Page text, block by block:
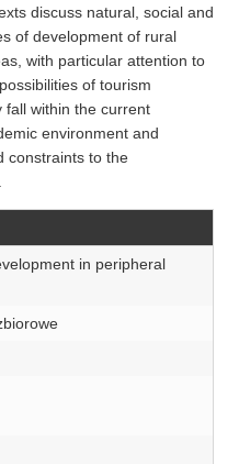
discuss natural, social and
of development of rural
with particular attention to
of tourism
fall within the current
environment and
constraints to the
in peripheral